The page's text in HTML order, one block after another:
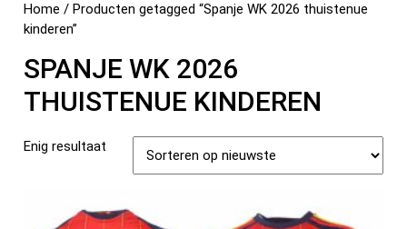
Home / Producten getagged “Spanje WK 2026 thuistenue
kinderen”
SPANJE WK 2026
THUISTENUE KINDEREN
Enig resultaat